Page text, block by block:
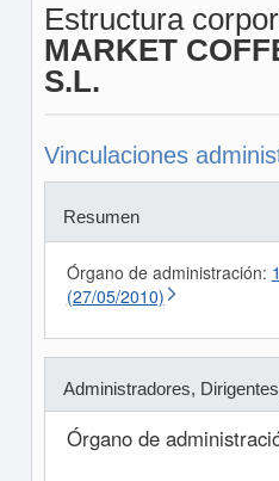
Estructura
MARKET
S.L.
Vinculaciones
Resumen
Órgano de administración:
(27/05/2010)
Administradores,
Órgano de